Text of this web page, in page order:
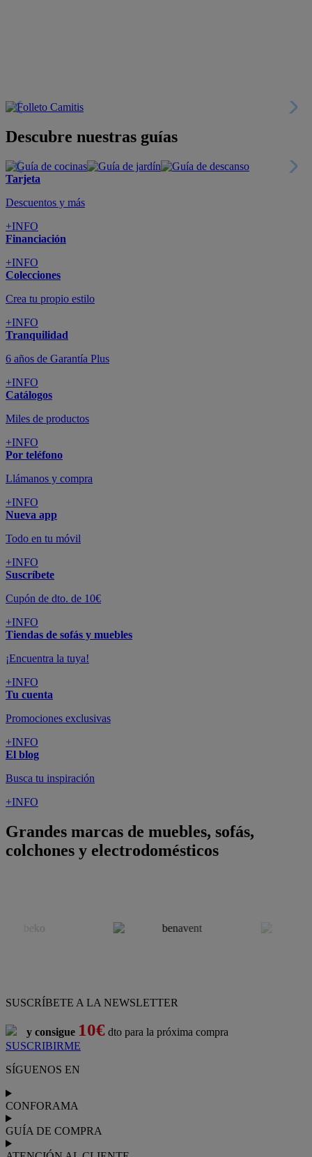
Descubre nuestras guías
Tarjeta
Descuentos y más
+INFO
Financiación
+INFO
Colecciones
Crea tu propio estilo
+INFO
Tranquilidad
6 años de Garantía Plus
+INFO
Catálogos
Miles de productos
+INFO
Por teléfono
Llámanos y compra
+INFO
Nueva app
Todo en tu móvil
+INFO
Suscríbete
Cupón de dto. de 10€
+INFO
Tiendas de sofás y muebles
¡Encuentra la tuya!
+INFO
Tu cuenta
Promociones exclusivas
+INFO
El blog
Busca tu inspiración
+INFO
Grandes marcas de muebles, sofás,
colchones y electrodomésticos
SUSCRÍBETE A LA NEWSLETTER
y consigue 10€ dto para la próxima compra
SUSCRIBIRME
SÍGUENOS EN
CONFORAMA
GUÍA DE COMPRA